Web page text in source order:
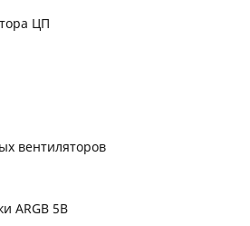
ЦП
вентиляторов
ARGB 5В